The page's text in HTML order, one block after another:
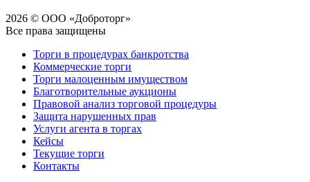
2026 © ООО «Доброторг»
Все права защищены
Торги в процедурах банкротства
Коммерческие торги
Торги малоценным имуществом
Благотворительные аукционы
Правовой анализ торговой процедуры
Защита нарушенных прав
Услуги агента в торгах
Кейсы
Текущие торги
Контакты